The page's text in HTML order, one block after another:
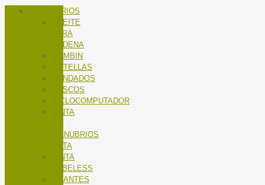
ACCESORIOS
ACEITE
PARA
CADENA
BOMBIN
BOTELLAS
CANDADOS
CASCOS
CICLOCOMPUTADOR
CINTA
MANUBRIOS
RUTA
CINTA
TUBELESS
GUANTES